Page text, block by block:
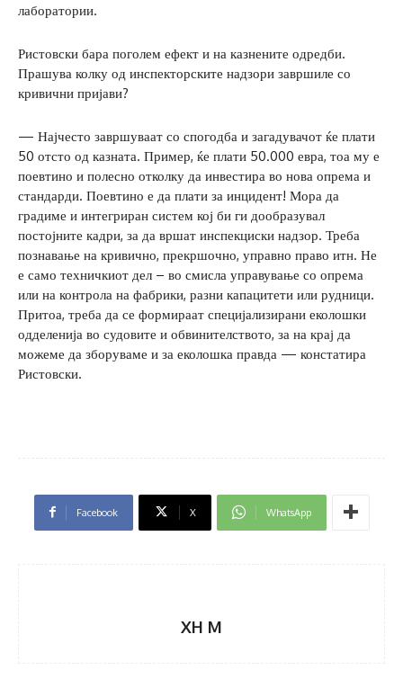
лаборатории.
Ристовски бара поголем ефект и на казнените одредби.
Прашува колку од инспекторските надзори завршиле со
кривични пријави?
— Најчесто завршуваат со спогодба и загадувачот ќе плати
50 отсто од казната. Пример, ќе плати 50.000 евра, тоа му е
поевтино и полесно отколку да инвестира во нова опрема и
стандарди. Поевтино е да плати за инцидент! Мора да
градиме и интегриран систем кој би ги дообразувал
постојните кадри, за да вршат инспекциски надзор. Треба
познавање на кривично, прекршочно, управно право итн. Не
е само техничкиот дел – во смисла управување со опрема
или на контрола на фабрики, разни капацитети или рудници.
Притоа, треба да се формираат специјализирани еколошки
одделенија во судовите и обвинителството, за на крај да
можеме да зборуваме и за еколошка правда — констатира
Ристовски.
Facebook X WhatsApp
XH M